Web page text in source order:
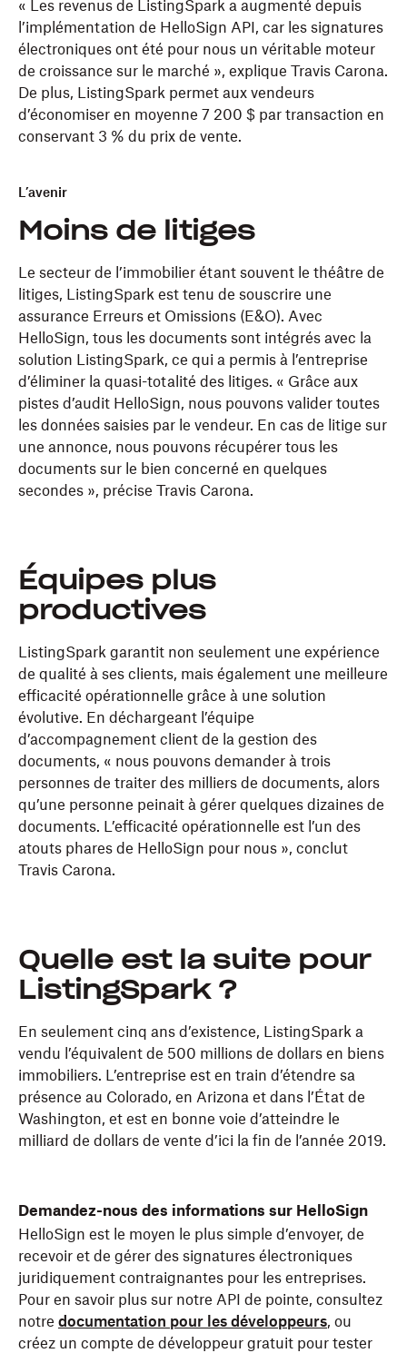
« Les revenus de ListingSpark a augmenté depuis
l’implémentation de HelloSign API, car les signatures
électroniques ont été pour nous un véritable moteur
de croissance sur le marché », explique Travis Carona.
De plus, ListingSpark permet aux vendeurs
d’économiser en moyenne 7 200 $ par transaction en
conservant 3 % du prix de vente.
L’avenir
Moins de litiges
Le secteur de l’immobilier étant souvent le théâtre de
litiges, ListingSpark est tenu de souscrire une
assurance Erreurs et Omissions (E&O). Avec
HelloSign, tous les documents sont intégrés avec la
solution ListingSpark, ce qui a permis à l’entreprise
d’éliminer la quasi-totalité des litiges. « Grâce aux
pistes d’audit HelloSign, nous pouvons valider toutes
les données saisies par le vendeur. En cas de litige sur
une annonce, nous pouvons récupérer tous les
documents sur le bien concerné en quelques
secondes », précise Travis Carona.
Équipes plus
productives
ListingSpark garantit non seulement une expérience
de qualité à ses clients, mais également une meilleure
efficacité opérationnelle grâce à une solution
évolutive. En déchargeant l’équipe
d’accompagnement client de la gestion des
documents, « nous pouvons demander à trois
personnes de traiter des milliers de documents, alors
qu’une personne peinait à gérer quelques dizaines de
documents. L’efficacité opérationnelle est l’un des
atouts phares de HelloSign pour nous », conclut
Travis Carona.
Quelle est la suite pour
ListingSpark ?
En seulement cinq ans d’existence, ListingSpark a
vendu l’équivalent de 500 millions de dollars en biens
immobiliers. L’entreprise est en train d’étendre sa
présence au Colorado, en Arizona et dans l’État de
Washington, et est en bonne voie d’atteindre le
milliard de dollars de vente d’ici la fin de l’année 2019.
Demandez-nous des informations sur HelloSign
HelloSign est le moyen le plus simple d’envoyer, de
recevoir et de gérer des signatures électroniques
juridiquement contraignantes pour les entreprises.
Pour en savoir plus sur notre API de pointe, consultez
notre documentation pour les développeurs, ou
créez un compte de développeur gratuit pour tester